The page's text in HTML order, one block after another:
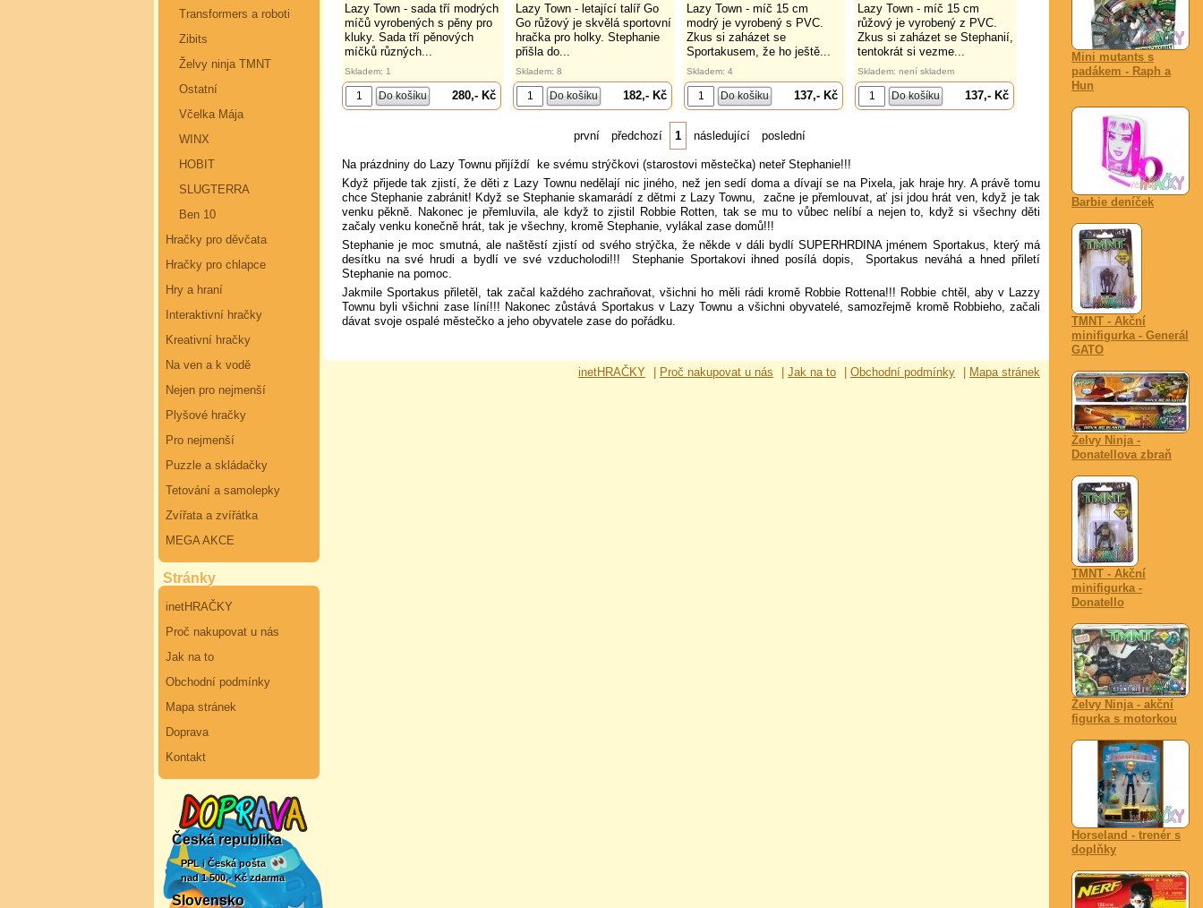
Mini mutants s
padákem - Raph a
Hun
Barbie deníček
TMNT - Akční
minifigurka - Generál
GATO
Želvy Ninja -
Donatellova zbraň
TMNT - Akční
minifigurka -
Donatello
Želvy Ninja - akční
figurka s motorkou
Horseland - trenér s
doplňky
Transformers a roboti
Zibits
Želvy ninja TMNT
Ostatní
Včelka Mája
WINX
HOBIT
SLUGTERRA
Ben 10
Hračky pro děvčata
Hračky pro chlapce
Hry a hraní
Interaktivní hračky
Kreativní hračky
Na ven a k vodě
Nejen pro nejmenší
Plyšové hračky
Pro nejmenší
Puzzle a skládačky
Tetování a samolepky
Zvířata a zvířátka
MEGA AKCE
Stránky
inetHRAČKY
Proč nakupovat u nás
Jak na to
Obchodní podmínky
Mapa stránek
Doprava
Kontakt
Česká republika
PPL i Česká pošta
nad 1 500,- Kč zdarma
Slovensko
Lazy Town - sada tří modrých
míčů vyrobených s pěny pro
kluky. Sada tří pěnových
míčků různých...
Skladem: 1
280,- Kč
Lazy Town - letající talíř Go
Go růžový je skvělá sportovní
hračka pro holky. Stephanie
přišla do...
Skladem: 8
182,- Kč
Lazy Town - míč 15 cm
modrý je vyrobený s PVC.
Zkus si zaházet se
Sportakusem, že ho ještě...
Skladem: 4
137,- Kč
Lazy Town - míč 15 cm
růžový je vyrobený z PVC.
Zkus si zaházet se Stephanií,
tentokrát si vezme...
Skladem: není skladem
137,- Kč
první předchozí 1 následující poslední
Na prázdniny do Lazy Townu přijíždí
ke svému strýčkovi (starostovi městečka) neteř Stephanie!!!
Když přijede tak zjistí, že děti z Lazy Townu nedělají nic jiného, než jen sedí doma a dívají se na Pixela, jak hraje hry. A právě tomu
chce Stephanie zabránit! Když se Stephanie skamarádí z dětmi z Lazy Townu,
začne je přemlouvat, ať jsi jdou hrát ven, když je tak
venku pěkně. Nakonec je přemluvila, ale když to zjistil Robbie Rotten, tak se mu to vůbec nelíbí a nejen to, když si všechny děti
začaly venku konečně hrát, tak je všechny, kromě Stephanie, vylákal zase domů!!!
Stephanie je moc smutná, ale naštěstí zjistí od svého strýčka, že někde v dáli bydlí SUPERHRDINA jménem Sportakus, který má
desítku na své hrudi a bydlí ve své vzducholodi!!!
Stephanie Sportakovi ihned posílá dopis,
Sportakus neváhá a hned přiletí
Stephanie na pomoc.
Jakmile Sportakus přiletěl, tak začal každého zachraňovat, všichni ho měli rádi kromě Robbie Rottena!!! Robbie chtěl, aby v Lazzy
Townu byli všichni zase líní!!! Nakonec zůstává Sportakus v Lazy Townu a všichni obyvatelé, samozřejmě kromě Robbieho, začali
dávat svoje ospalé městečko a jeho obyvatele zase do pořádku.
inetHRAČKY Proč nakupovat u nás Jak na to Obchodní podmínky Mapa stránek